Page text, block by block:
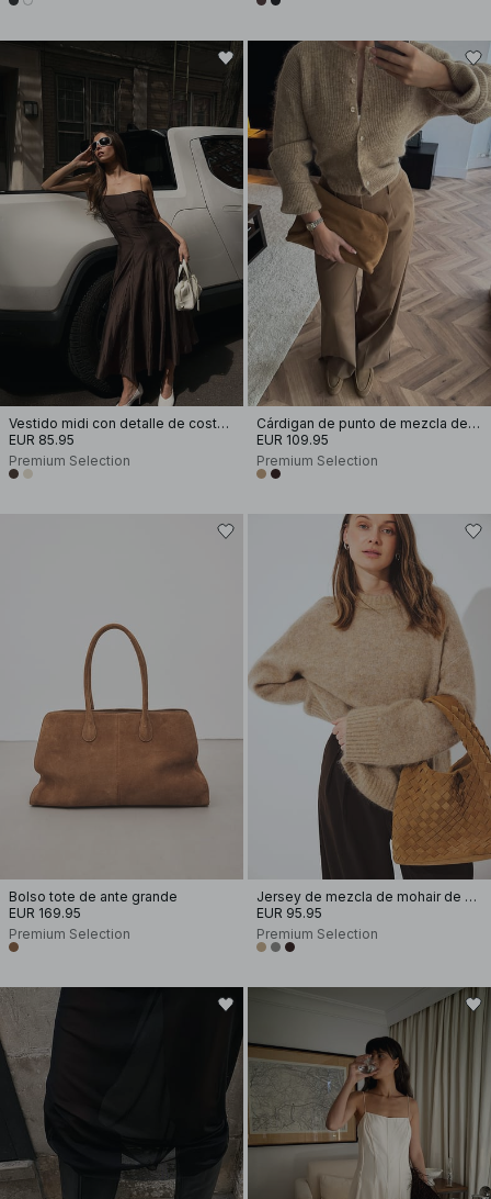
Vestido midi con detalle de costura y tirantes
EUR 85.95
Premium Selection
Cárdigan de punto de mezcla de mohair
EUR 109.95
Premium Selection
Bolso tote de ante grande
EUR 169.95
Premium Selection
Jersey de mezcla de mohair de punto con cuello redondo
EUR 95.95
Premium Selection